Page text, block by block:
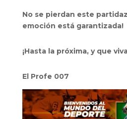
No se pierdan este
emoción está garantizada!
¡Hasta la próxima, y que
El Profe 007